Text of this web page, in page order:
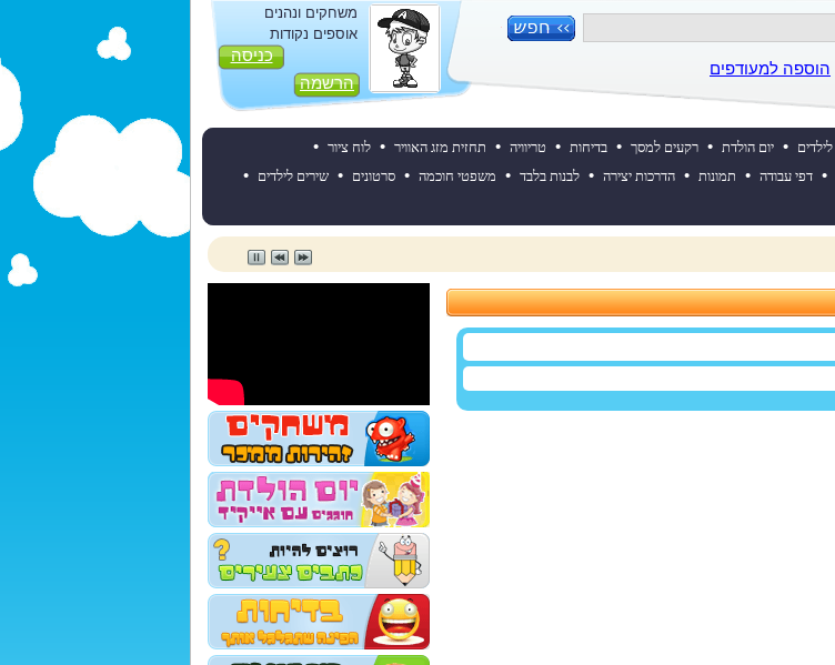
הוספה למעודפים
משחקים ונהנים
אוספים נקודות
כניסה
הרשמה
• יום הולדת • רקעים למסך • בדיחות • טריוויה • תחזית מזג האוויר • לוח ציור •
• דפי עבודה • תמונות • הדרכות יצירה • לבנות בלבד • משפטי חוכמה • סרטונים • שירים לילדים •